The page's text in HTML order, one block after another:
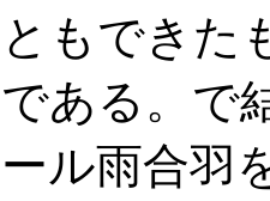
ともできた
である。で
ール雨合羽